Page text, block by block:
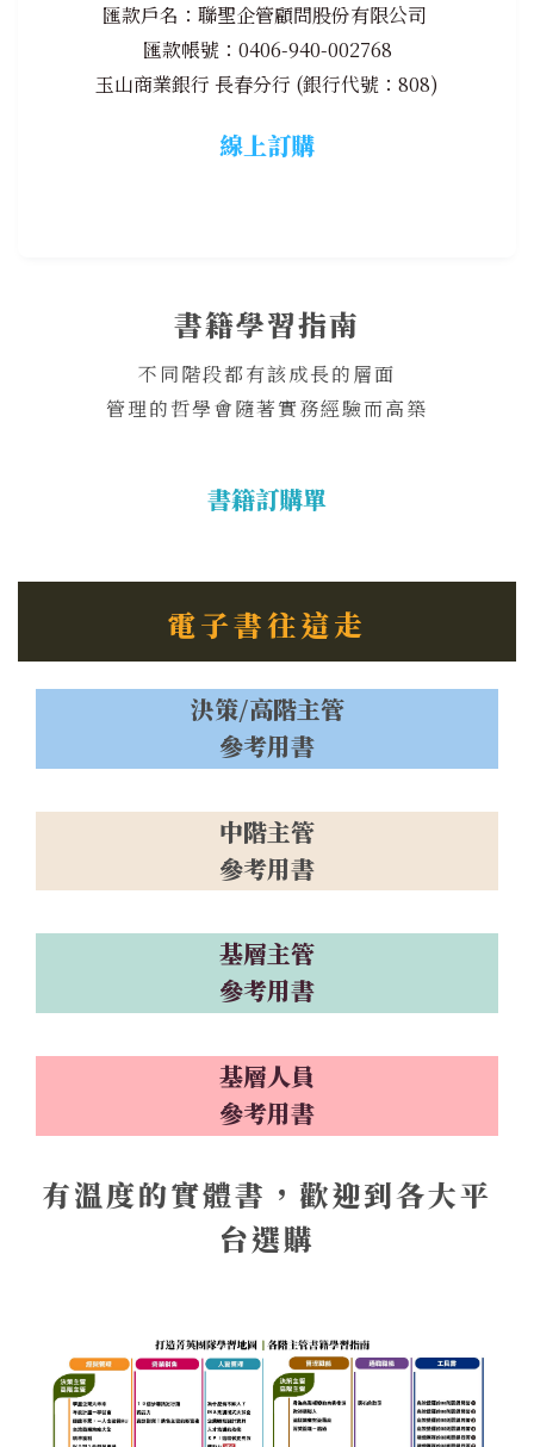
匯款戶名：聯聖企管顧問股份有限公司
匯款帳號：0406-940-002768
玉山商業銀行 長春分行 (銀行代號：808)
線上訂購
書籍學習指南
不同階段都有該成長的層面
管理的哲學會隨著實務經驗而高築
書籍訂購單
電子書往這走
決策/高階主管
參考用書
中階主管
參考用書
基層主管
參考用書
基層人員
參考用書
有溫度的實體書，歡迎到各大平
台選購